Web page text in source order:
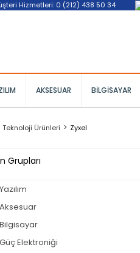
Hizmetleri: 0 (212) 438 50 34
AKSESUAR BILGISAYAR
Teknoloji Ürünleri Zyxel
Grupları
Yazılım
Aksesuar
Bilgisayar
Güç Elektroniği